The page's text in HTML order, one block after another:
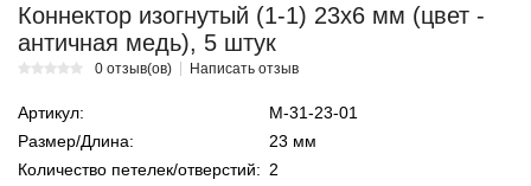
Коннектор изогнутый (1-1) 23х6 мм (цвет -
античная медь), 5 штук
0 отзыв(ов) Написать отзыв
Артикул:
М-31-23-01
Размер/Длина:
23 мм
Количество петелек/отверстий: 2